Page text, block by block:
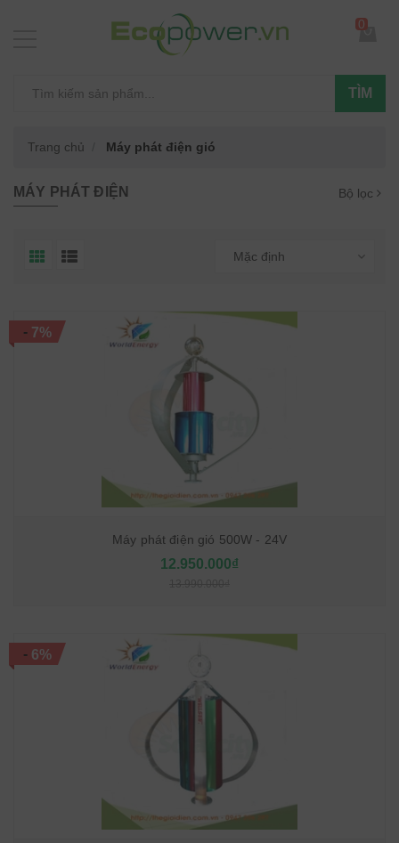
TÌM
0
Trang chủ Máy phát điện gió
MÁY PHÁT ĐIỆN Bộ lọc
Mặc định
- 7%
Máy phát điện gió 500W - 24V
12.950.000₫
- 6%